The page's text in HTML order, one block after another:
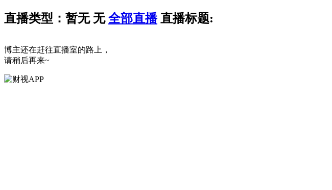
直播类型：暂无无全部直播 直播标题:
博主还在赶往直播室的路上，
请稍后再来~